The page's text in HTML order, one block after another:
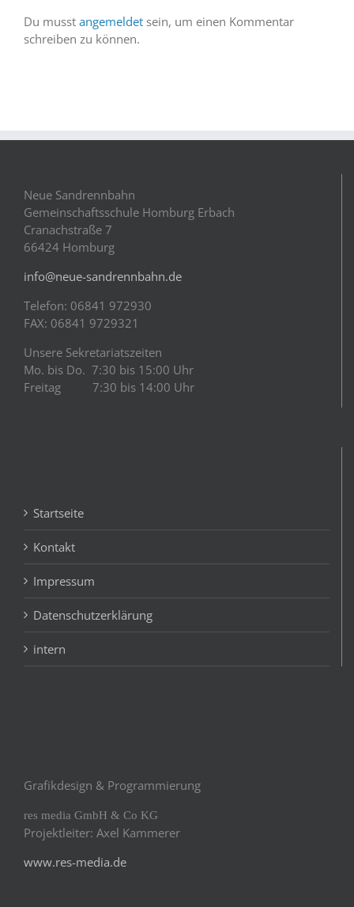
Du musst angemeldet sein, um einen Kommentar
schreiben zu können.
Neue Sandrennbahn
Gemeinschaftsschule Homburg Erbach
Cranachstraße 7
66424 Homburg
info@neue-sandrennbahn.de
Telefon: 06841 972930
FAX: 06841 9729321
Unsere Sekretariatszeiten
Mo. bis Do. 7:30 bis 15:00 Uhr
Freitag 7:30 bis 14:00 Uhr
Startseite
Kontakt
Impressum
Datenschutzerklärung
intern
Grafikdesign & Programmierung
res media GmbH & Co KG
Projektleiter: Axel Kammerer
www.res-media.de